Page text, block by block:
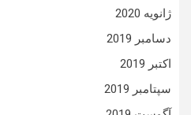
ژانویه 2020
دسامبر 2019
اکتبر 2019
سپتامبر 2019